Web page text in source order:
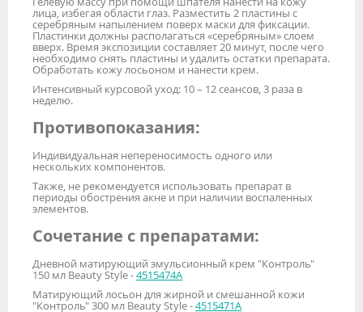
лица, избегая области глаз. Разместить 2 пластины с
серебряным напылением поверх маски для фиксации.
Пластинки должны располагаться «серебряным» слоем
вверх. Время экспозиции составляет 20 минут, после чего
необходимо снять пластины и удалить остатки препарата.
Обработать кожу лосьоном и нанести крем.
Интенсивный курсовой уход: 10 – 12 сеансов, 3 раза в
неделю.
Противопоказания:
Индивидуальная непереносимость одного или
нескольких компонентов.
Также, не рекомендуется использовать препарат в
периоды обострения акне и при наличии воспаленных
элементов.
Сочетание с препаратами:
Дневной матирующий эмульсионный крем "Контроль"
150 мл Beauty Style -4515474А
Матирующий лосьон для жирной и смешанной кожи
"Контроль" 300 мл Beauty Style -4515471А